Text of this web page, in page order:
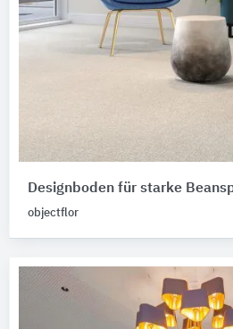
Designboden für starke
objectflor